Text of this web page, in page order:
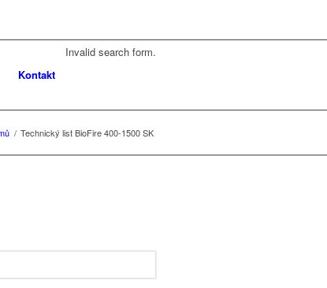
Kontakt
Invalid search form.
/ Technický list BioFire 400-1500 SK